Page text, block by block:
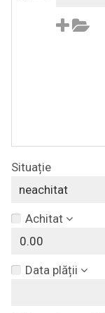
Situație
neachitat
Achitat
Data plății